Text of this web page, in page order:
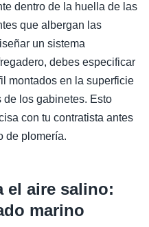
dentro de la huella de las
que albergan las
un sistema
debes especificar
montados en la superficie
los gabinetes. Esto
con tu contratista antes
de plomería.
el aire salino:
marino